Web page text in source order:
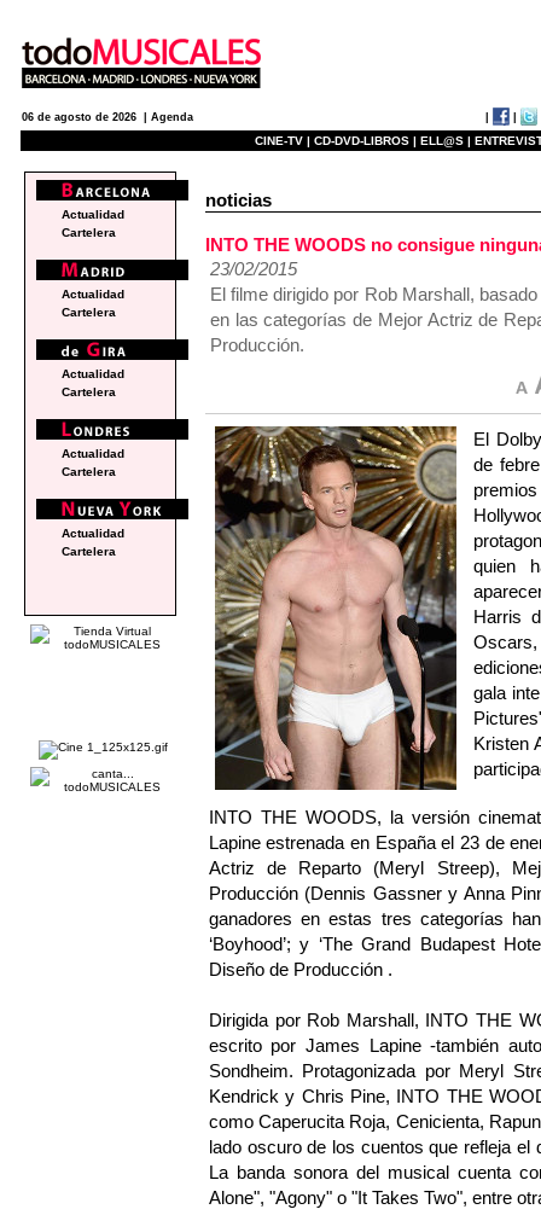
06 de agosto de 2026 | Agenda
CINE-TV | CD-DVD-LIBROS | ELL@S |
noticias
INTO THE WOODS no consigue
23/02/2015
El filme dirigido por Rob Marshall,
en las categorías de Mejor Actriz de
Producción.
El
de
quien
Harris
gala
Kristen
INTO THE WOODS, la versión
Lapine estrenada en España el 23 de
Actriz de Reparto (Meryl Streep),
Producción (Dennis Gassner y Anna
ganadores en estas tres categorías
‘Boyhood’; y ‘The Grand Budapest
Diseño de Producción .
Dirigida por Rob Marshall, INTO THE
escrito por James Lapine -también
Sondheim. Protagonizada por Meryl
Kendrick y Chris Pine, INTO THE
como Caperucita Roja, Cenicienta,
lado oscuro de los cuentos que refleja
La banda sonora del musical cuenta
Alone", "Agony" o "It Takes Two", entre
Actualidad
Cartelera
Actualidad
Cartelera
Actualidad
Cartelera
Actualidad
Cartelera
Actualidad
Cartelera